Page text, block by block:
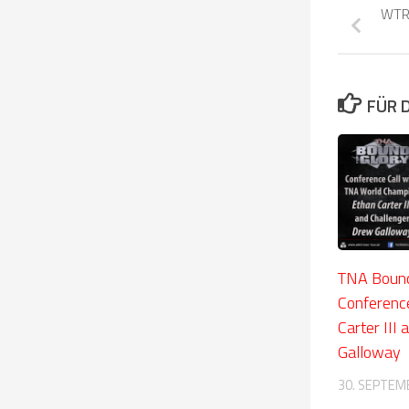
FÜR
TNA
Carter III
Galloway
30.